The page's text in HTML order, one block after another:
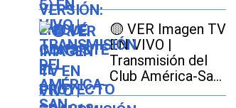
Diego GRATIS por
señal abierta
🟡 VER Imagen TV
EN VIVO |
Transmisión del
Club América-San
Diego FC GRATIS